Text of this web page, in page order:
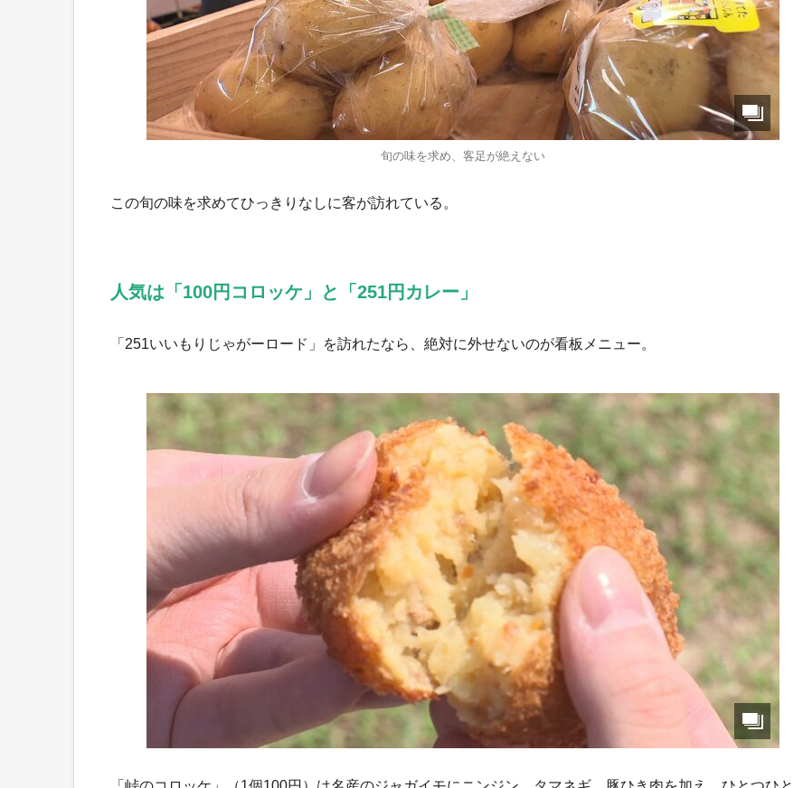
旬の味を求め、客足が絶えない
この旬の味を求めてひっきりなしに客が訪れている。
人気は「100円コロッケ」と「251円カレー」
「251いいもりじゃがーロード」を訪れたなら、絶対に外せないのが看板メニュー。